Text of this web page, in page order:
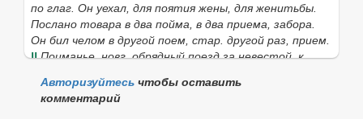
по глаг. Он уехал, для поятия жены, для женитьбы.
Послано товара в два пойма, в два приема, забора.
Он бил челом в другой поем, стар. другой раз, прием.
|| Поиманье,новг.обрядный поезд за невестой, к
Поем,поемымн.пойма, поймымн.
ср.поймищеипо
Авторизуйтесь чтобы оставить
комментарий